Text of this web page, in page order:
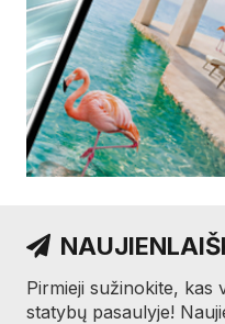
Pirmieji sužinokite,
statybų pasaulyje!